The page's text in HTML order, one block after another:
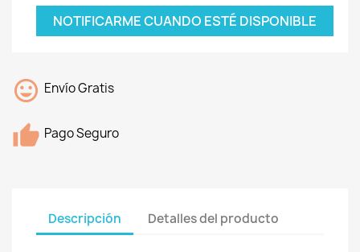
NOTIFICARME CUANDO ESTÉ DISPONIBLE
Envío Gratis
Pago Seguro
Descripción Detalles del producto